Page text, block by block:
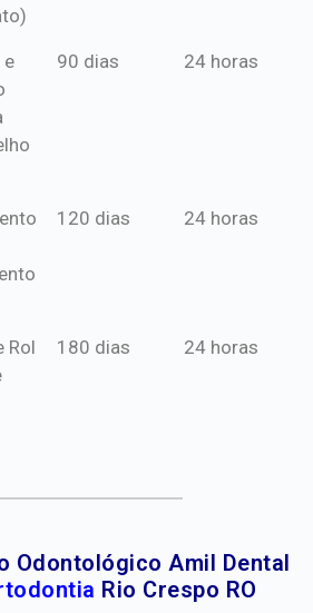
e
90 dias 24 horas
120 dias 24 horas
Rol
180 dias 24 horas
Odontológico Amil Dental
Rio Crespo RO